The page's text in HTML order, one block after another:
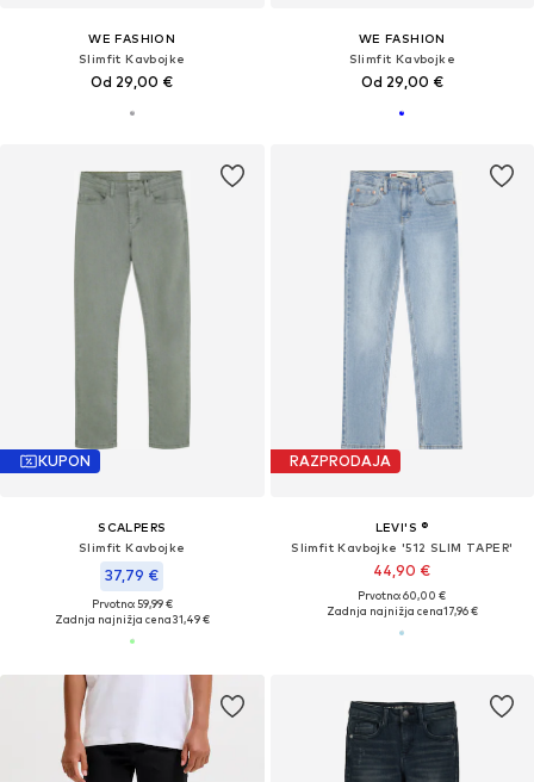
WE FASHION
Slimfit Kavbojke
Od 29,00 €
WE FASHION
Slimfit Kavbojke
Od 29,00 €
KUPON
SCALPERS
Slimfit Kavbojke
37,79 €
Prvotno: 59,99 €
Zadnja najnižja cena31,49 €
RAZPRODAJA
LEVI'S ®
Slimfit Kavbojke '512 SLIM TAPER'
44,90 €
Prvotno: 60,00 €
Zadnja najnižja cena17,96 €